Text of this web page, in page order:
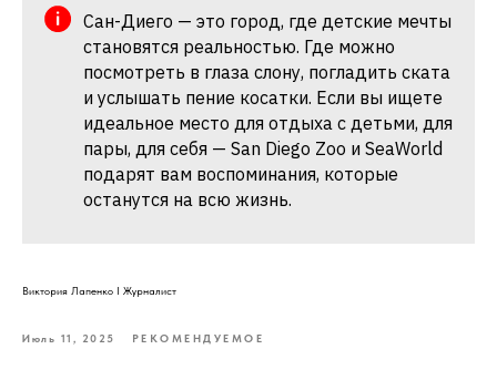
Сан-Диего — это город, где детские мечты
становятся реальностью. Где можно
посмотреть в глаза слону, погладить ската
и услышать пение косатки. Если вы ищете
идеальное место для отдыха с детьми, для
пары, для себя — San Diego Zoo и SeaWorld
подарят вам воспоминания, которые
останутся на всю жизнь.
Виктория Лапенко I Журналист
Июль 11, 2025 РЕКОМЕНДУЕМОЕ